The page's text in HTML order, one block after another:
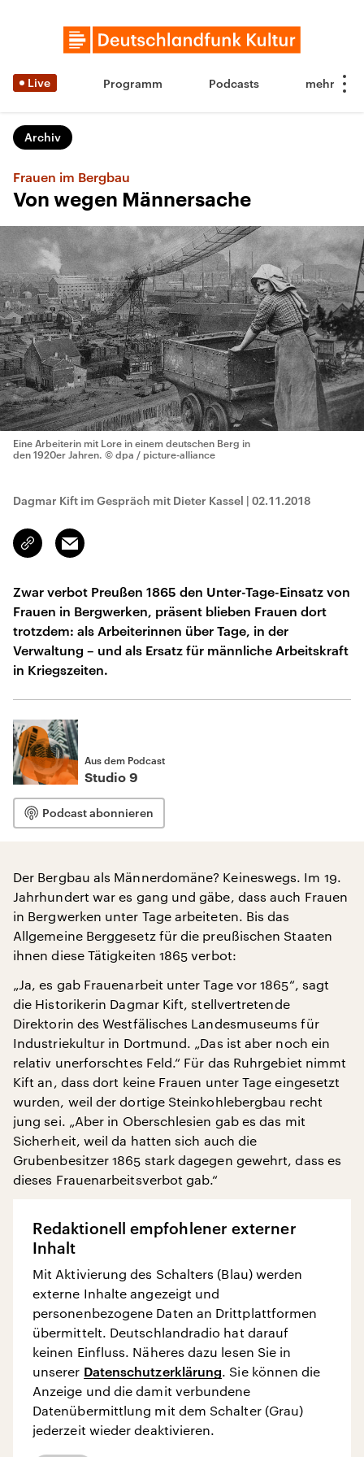
Live Programm Podcasts
Archiv
Frauen im Bergbau
Von wegen Männersache
Eine Arbeiterin mit Lore in einem deutschen Berg in
den 1920er Jahren. © dpa / picture-alliance
Dagmar Kift im Gespräch mit Dieter Kassel | 02.11.2018
Link
kopieren/teilen
Email
Zwar verbot Preußen 1865 den Unter-Tage-Einsatz von
Frauen in Bergwerken, präsent blieben Frauen dort
trotzdem: als Arbeiterinnen über Tage, in der
Verwaltung – und als Ersatz für männliche Arbeitskraft
in Kriegszeiten.
Aus dem Podcast
Studio 9
Podcast abonnieren
Der Bergbau als Männerdomäne? Keineswegs. Im 19.
Jahrhundert war es gang und gäbe, dass auch Frauen
in Bergwerken unter Tage arbeiteten. Bis das
Allgemeine Berggesetz für die preußischen Staaten
ihnen diese Tätigkeiten 1865 verbot:
„Ja, es gab Frauenarbeit unter Tage vor 1865“, sagt
die Historikerin Dagmar Kift, stellvertretende
Direktorin des Westfälisches Landesmuseums für
Industriekultur in Dortmund. „Das ist aber noch ein
relativ unerforschtes Feld.“ Für das Ruhrgebiet nimmt
Kift an, dass dort keine Frauen unter Tage eingesetzt
wurden, weil der dortige Steinkohlebergbau recht
jung sei. „Aber in Oberschlesien gab es das mit
Sicherheit, weil da hatten sich auch die
Grubenbesitzer 1865 stark dagegen gewehrt, dass es
dieses Frauenarbeitsverbot gab.“
Redaktionell empfohlener externer
Inhalt
Mit Aktivierung des Schalters (Blau) werden
externe Inhalte angezeigt und
personenbezogene Daten an Drittplattformen
übermittelt. Deutschlandradio hat darauf
keinen Einfluss. Näheres dazu lesen Sie in
unserer Datenschutzerklärung. Sie können die
Anzeige und die damit verbundene
Datenübermittlung mit dem Schalter (Grau)
jederzeit wieder deaktivieren.